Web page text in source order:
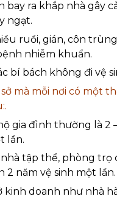
bay ra khắp nhà gây
ngạt.
ruồi, gián, côn
nhiễm khuẩn.
bí bách không đi vệ
mà mỗi nơi có một
gia đình thường là 2
lần.
nhà tập thể, phòng trọ
2 năm vệ sinh một lần.
kinh doanh như nhà